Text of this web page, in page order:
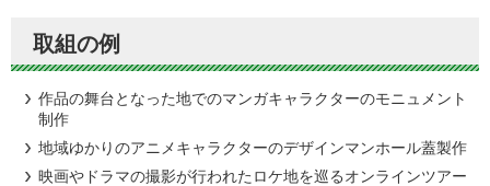
取組の例
作品の舞台となった地でのマンガキャラクターのモニュメント
制作
地域ゆかりのアニメキャラクターのデザインマンホール蓋製作
映画やドラマの撮影が行われたロケ地を巡るオンラインツアー